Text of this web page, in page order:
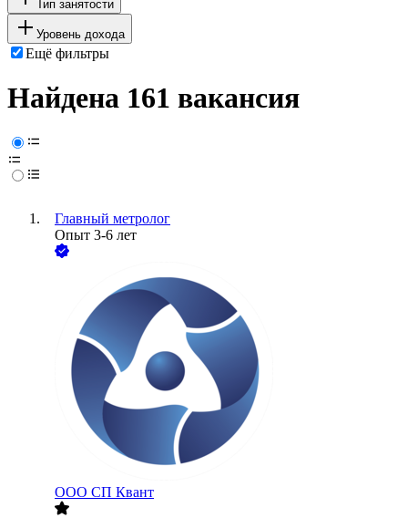
Тип занятости
Уровень дохода
Ещё фильтры
Найдена 161 вакансия
Главный метролог
Опыт 3-6 лет
ООО СП Квант